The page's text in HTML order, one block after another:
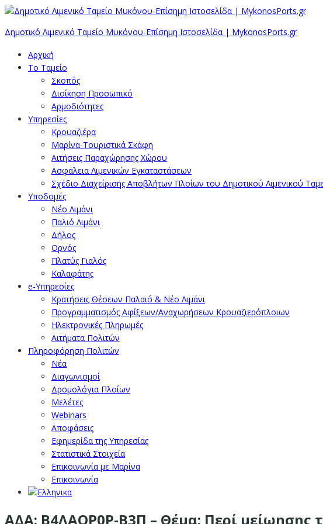
Δημοτικό Λιμενικό Ταμείο Μυκόνου-Επίσημη Ιστοσελίδα | MykonosPorts.gr
Αρχική
Το Ταμείο
Σκοπός
Διοίκηση Προσωπικό
Αρμοδιότητες
Υπηρεσίες
Κρουαζιέρα
Μαρίνα-Τουριστικά Σκάφη
Αιτήσεις Παραχώρησης Χώρου
Ασφάλεια Λιμενικών Εγκαταστάσεων
Σχέδιο Διαχείρισης Αποβλήτων Πλοίων του Δημοτικού Λιμενικού
Υποδομές
Νέο Λιμάνι
Παλιό Λιμάνι
Δήλος
Ορνός
Πλατύς Γιαλός
Καλαφάτης
e-Υπηρεσίες
Κρατήσεις Θέσεων Παλαιό & Νέο Λιμάνι
Προγραμματισμός Αφίξεων/Αναχωρήσεων Κρουαζιερόπλοιων
Ηλεκτρονικές Πληρωμές
Αιτήματα Πολιτών
Πληροφόρηση Πολιτών
Νέα
Διαγωνισμοί
Δρομολόγια Πλοίων
Μελέτες
Webinars
Αποφάσεις
Εφημερίδα της Υπηρεσίας
Στατιστικά Στοιχεία
Επικοινωνία με Μαρίνα
Επικοινωνία
ΑΔΑ: Β4ΛΑΟΡ0Ρ-Β3Π – Θέμα: Περί μείωησης